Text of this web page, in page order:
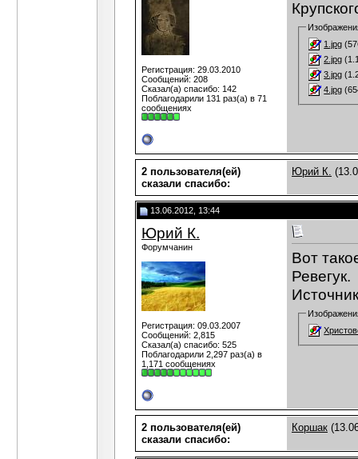
Регистрация: 29.03.2010
Сообщений: 208
Сказал(а) спасибо: 142
Поблагодарили 131 раз(а) в 71
сообщениях
1.jpg
2.jpg
3.jpg
4.jpg
2 пользователя(ей)
сказали cпасибо:
Юрий К.
13.06.2012, 13:44
Юрий К.
Форумчанин
Регистрация: 09.03.2007
Сообщений: 2,815
Сказал(а) спасибо: 525
Поблагодарили 2,297 раз(а) в
1,171 сообщениях
Вот
Ревегук.
2 пользователя(ей)
сказали cпасибо:
Коршак